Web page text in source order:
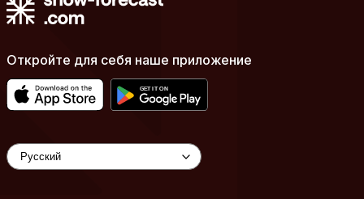
Откройте для себя наше приложение